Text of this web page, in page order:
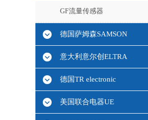
GF流量传感器
德国萨姆森SAMSON
意大利意尔创ELTRA
德国TR electronic
美国联合电器UE